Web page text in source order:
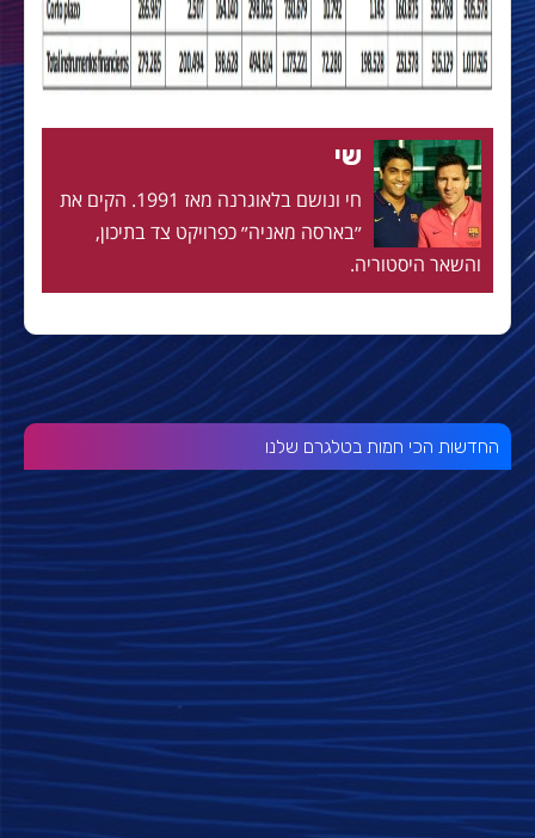
שי
חי ונושם בלאוגרנה מאז 1991. הקים את
״בארסה מאניה״ כפרויקט צד בתיכון,
והשאר היסטוריה.
החדשות הכי חמות בטלגרם שלנו